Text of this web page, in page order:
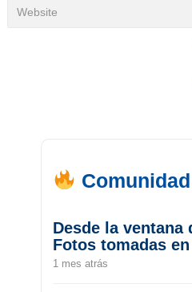
Desde la ventana
Fotos tomadas
1 mes atrás